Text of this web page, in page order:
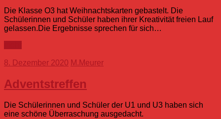
Die Klasse O3 hat Weihnachtskarten gebastelt. Die
Schülerinnen und Schüler haben ihrer Kreativität freien Lauf
gelassen.Die Ergebnisse sprechen für sich…
8. Dezember 2020 M.Meurer
Adventstreffen
Die Schülerinnen und Schüler der U1 und U3 haben sich
eine schöne Überraschung ausgedacht.